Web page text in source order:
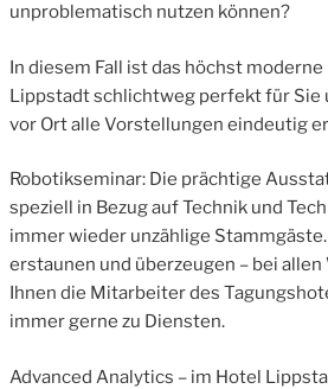
unproblematisch nutzen können?
In diesem Fall ist das höchst
Lippstadt schlichtweg perfekt für Sie
vor Ort alle Vorstellungen eindeutig
Robotikseminar: Die prächtige
speziell in Bezug auf Technik und
immer wieder unzählige
erstaunen und überzeugen – bei
Ihnen die Mitarbeiter des
immer gerne zu Diensten.
Advanced Analytics – im Hotel